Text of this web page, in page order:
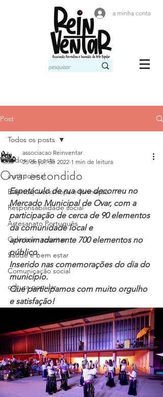
a minha conta
Post
Todos os posts
institucional
Eventos, workshops e formação
Responsabilidade social
Artesanato Português
Culinária - receitas
Saúde e bem estar
Comunicação social
cultura popular
Todos os posts
Ovar escondido
associacao Reinventar
25 de jul. de 2022 1 min de leitura
Espetáculo de rua que decorreu no
Mercado Municipal de Ovar, com a
participação de cerca de 90 elementos
da comunidade local e
aproximadamente 700 elementos no
público.
Inserido nas comemorações do dia do
município.
Que participamos com muito orgulho
e satisfação!